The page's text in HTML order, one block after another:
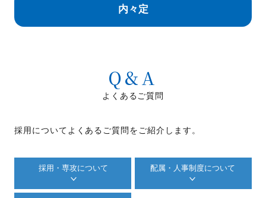
内々定
Q&A
よくあるご質問
採用についてよくあるご質問をご紹介します。
採用・専攻について 配属・人事制度について